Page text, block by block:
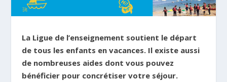
La Ligue de l’enseignement soutient le départ
de tous les enfants en vacances. Il existe aussi
de nombreuses aides dont vous pouvez
bénéficier pour concrétiser votre séjour.